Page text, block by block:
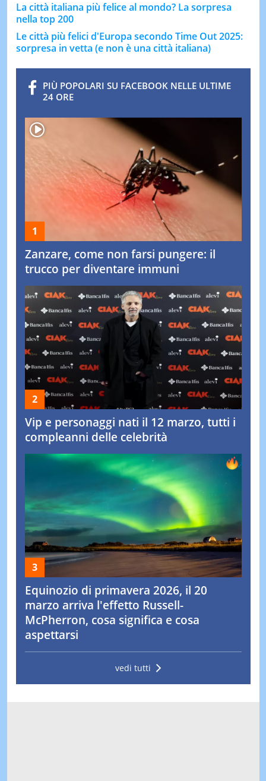
La città italiana più felice al mondo? La sorpresa
nella top 200
Le città più felici d'Europa secondo Time Out 2025:
sorpresa in vetta (e non è una città italiana)
PIÙ POPOLARI SU FACEBOOK NELLE ULTIME
24 ORE
Zanzare, come non farsi pungere: il
trucco per diventare immuni
Vip e personaggi nati il 12 marzo, tutti i
compleanni delle celebrità
Equinozio di primavera 2026, il 20
marzo arriva l'effetto Russell-
McPherron, cosa significa e cosa
aspettarsi
vedi tutti